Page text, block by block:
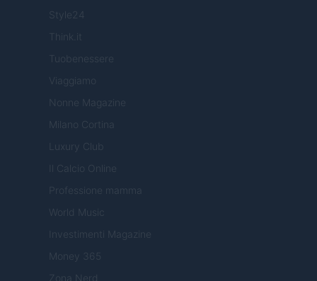
Style24
Think.it
Tuobenessere
Viaggiamo
Nonne Magazine
Milano Cortina
Luxury Club
Il Calcio Online
Professione mamma
World Music
Investimenti Magazine
Money 365
Zona Nerd